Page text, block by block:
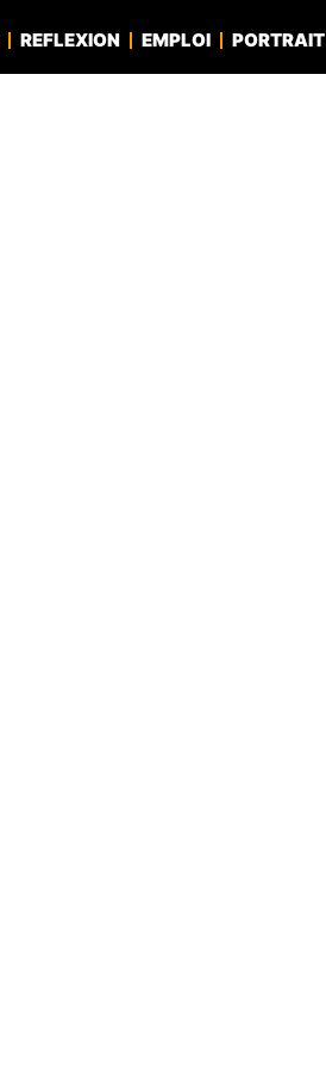
REFLEXION EMPLOI PORTRAIT